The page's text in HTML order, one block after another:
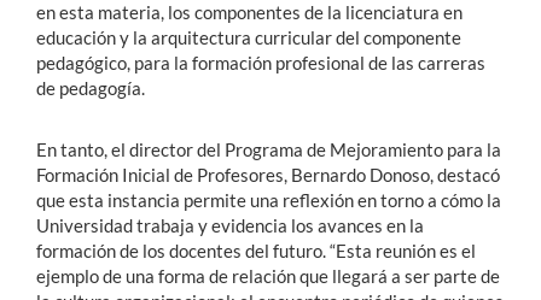
en esta materia, los componentes de la licenciatura en
educación y la arquitectura curricular del componente
pedagógico, para la formación profesional de las carreras
de pedagogía.
En tanto, el director del Programa de Mejoramiento para la
Formación Inicial de Profesores, Bernardo Donoso, destacó
que esta instancia permite una reflexión en torno a cómo la
Universidad trabaja y evidencia los avances en la
formación de los docentes del futuro. “Esta reunión es el
ejemplo de una forma de relación que llegará a ser parte de